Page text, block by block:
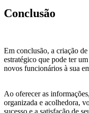
Conclusão
Em conclusão, a criação
estratégico que pode ter
novos funcionários à sua
Ao oferecer as
organizada e acolhedora,
sucesso e a satisfação de